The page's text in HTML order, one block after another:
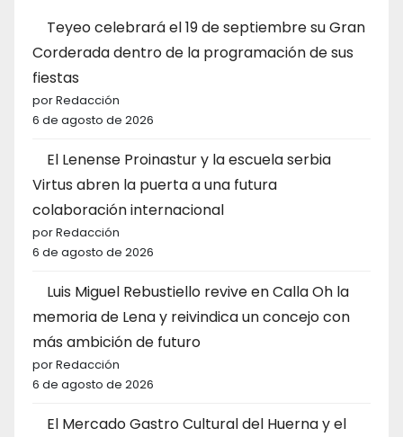
Teyeo celebrará el 19 de septiembre su Gran
Corderada dentro de la programación de sus
fiestas
por Redacción
6 de agosto de 2026
El Lenense Proinastur y la escuela serbia
Virtus abren la puerta a una futura
colaboración internacional
por Redacción
6 de agosto de 2026
Luis Miguel Rebustiello revive en Calla Oh la
memoria de Lena y reivindica un concejo con
más ambición de futuro
por Redacción
6 de agosto de 2026
El Mercado Gastro Cultural del Huerna y el